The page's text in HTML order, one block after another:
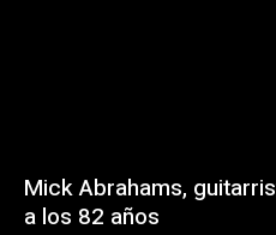
Mick Abrahams,
a los 82 años